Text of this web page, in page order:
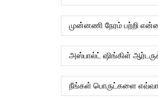
முன்னணி நேரம் பற்றி
அஸ்பால்ட் ஷிங்கிள்
நீங்கள் பொருட்களை